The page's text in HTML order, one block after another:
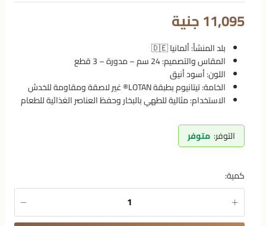
11,095 جنية
بلد المنشأ: ألمانيا 🇩🇪
المقاس والتصميم: 24 سم – مدورة – 3 قطع
اللون: أسود أنيق
الخامة: تيتانيوم بطبقة LOTAN® غير لاصقة ومقاومة للخدش
الاستخدام: مثالية للطهي بالبخار وحفظ العناصر الغذائية للطعام
التوفر: متوفر
كمية: